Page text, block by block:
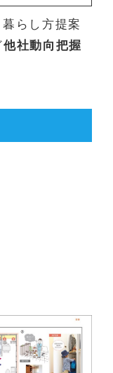
らし方提案
他社動向把握